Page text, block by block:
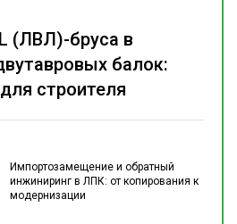
Импортозамещение и обратный
инжиниринг в ЛПК: от копирования к
модернизации
(ЛВЛ)-бруса в
балок:
строителя